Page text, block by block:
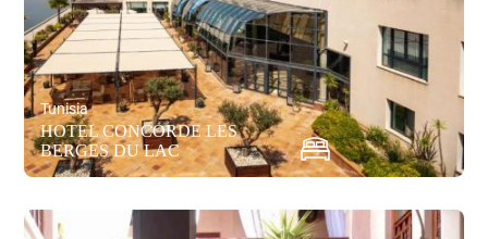
Tunisia
HOTEL CONCORDE LES
BERGES DU LAC